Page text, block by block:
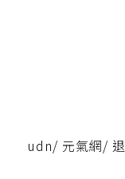
udn/ 元氣網/